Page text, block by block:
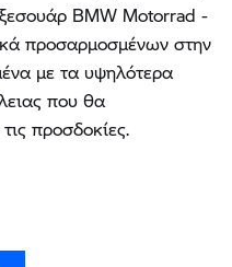
BMW Motorrad -
προσαρμοσμένων στην
με τα υψηλότερα
που θα
προσδοκίες.